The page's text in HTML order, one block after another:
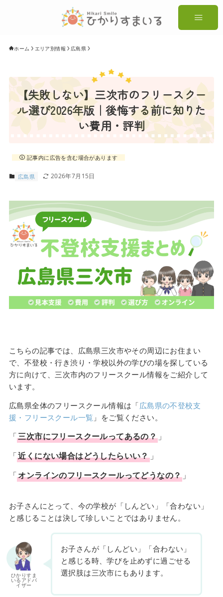
ホーム エリア別情報 広島県
【失敗しない】三次市のフリースクー
ル選び2026年版｜後悔する前に知りた
い費用・評判
記事内に広告を含む場合があります
広島県 2026年7月15日
こちらの記事では、広島県三次市やその周辺にお住まい
で、不登校・行き渋り・学校以外の学びの場を探している
方に向けて、三次市内のフリースクール情報をご紹介して
います。
広島県全体のフリースクール情報は「広島県の不登校支
援・フリースクール一覧 」をご覧ください。
「三次市にフリースクールってあるの？ 」
「近くにない場合はどうしたらいい？」
「オンラインのフリースクールってどうなの？ 」
お子さんにとって、今の学校が「しんどい」「合わない」
と感じることは決して珍しいことではありません。
ひかりすま
いるアドバ
イザー
お子さんが「しんどい」「合わない」
と感じる時、学びを止めずに過ごせる
選択肢は三次市にもあります。